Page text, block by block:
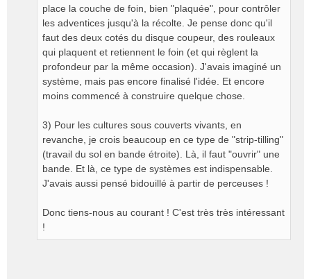
place la couche de foin, bien "plaquée", pour contrôler
les adventices jusqu'à la récolte. Je pense donc qu'il
faut des deux cotés du disque coupeur, des rouleaux
qui plaquent et retiennent le foin (et qui règlent la
profondeur par la même occasion). J'avais imaginé un
système, mais pas encore finalisé l'idée. Et encore
moins commencé à construire quelque chose.
3) Pour les cultures sous couverts vivants, en
revanche, je crois beaucoup en ce type de "strip-tilling"
(travail du sol en bande étroite). Là, il faut "ouvrir" une
bande. Et là, ce type de systèmes est indispensable.
J'avais aussi pensé bidouillé à partir de perceuses !
Donc tiens-nous au courant ! C'est très très intéressant
!